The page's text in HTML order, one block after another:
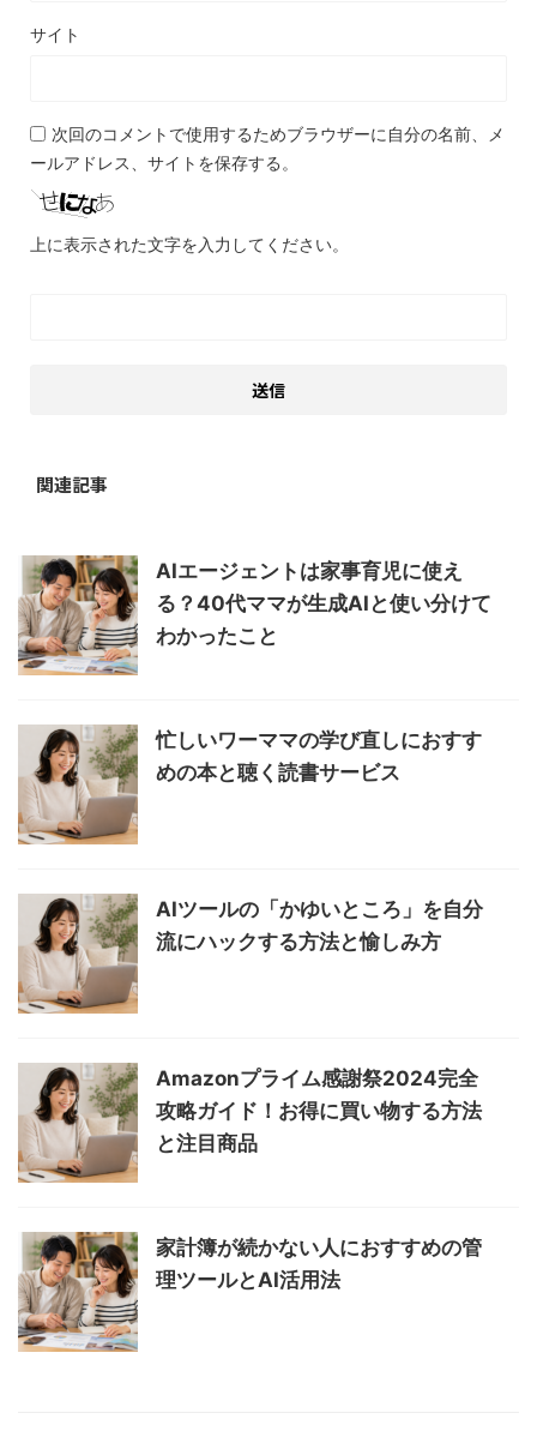
サイト
次回のコメントで使用するためブラウザーに自分の名前、メ
ールアドレス、サイトを保存する。
上に表示された文字を入力してください。
関連記事
AIエージェントは家事育児に使え
る？40代ママが生成AIと使い分けて
わかったこと
忙しいワーママの学び直しにおすす
めの本と聴く読書サービス
AIツールの「かゆいところ」を自分
流にハックする方法と愉しみ方
Amazonプライム感謝祭2024完全
攻略ガイド！お得に買い物する方法
と注目商品
家計簿が続かない人におすすめの管
理ツールとAI活用法